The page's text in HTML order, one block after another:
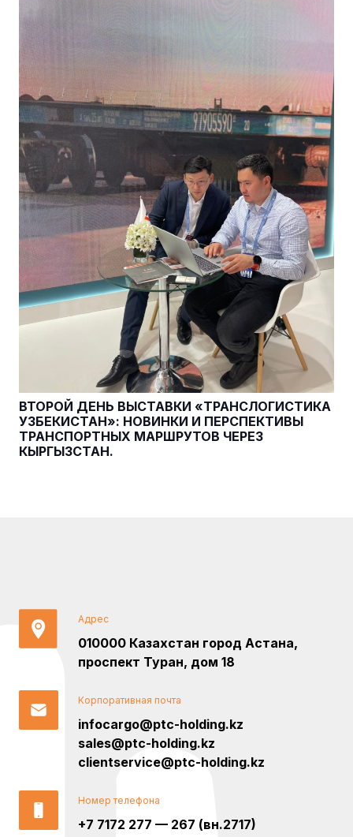
ВТОРОЙ ДЕНЬ ВЫСТАВКИ «ТРАНСЛОГИСТИКА
УЗБЕКИСТАН»: НОВИНКИ И ПЕРСПЕКТИВЫ
ТРАНСПОРТНЫХ МАРШРУТОВ ЧЕРЕЗ
КЫРГЫЗСТАН.
Адрес
010000 Казахстан город Астана,
проспект Туран, дом 18
Корпоративная почта
infocargo@ptc-holding.kz
sales@ptc-holding.kz
clientservice@ptc-holding.kz
Номер телефона
+7 7172 277 — 267 (вн.2717)